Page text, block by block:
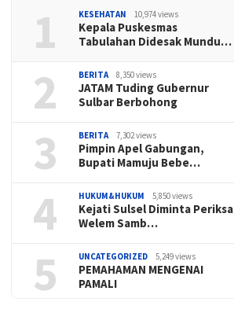
1 KESEHATAN 10,974 views
Kepala Puskesmas
Tabulahan Didesak Mundu…
2 BERITA 8,350 views
JATAM Tuding Gubernur
Sulbar Berbohong
3 BERITA 7,302 views
Pimpin Apel Gabungan,
Bupati Mamuju Bebe…
4 HUKUM&HUKUM 5,850 views
Kejati Sulsel Diminta Periksa
Welem Samb…
5 UNCATEGORIZED 5,249 views
PEMAHAMAN MENGENAI
PAMALI